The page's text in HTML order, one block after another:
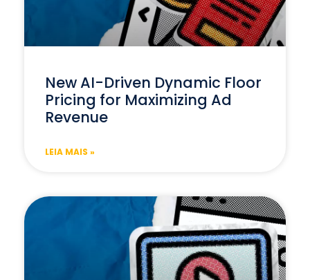
New AI-Driven Dynamic Floor
Pricing for Maximizing Ad
Revenue
LEIA MAIS »